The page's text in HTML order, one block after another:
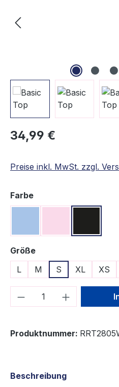
Regulärer Preis:
34,99 €
Preise inkl. MwSt. zzgl.
Farbeauswählen
Größeauswählen
L
M S XL XS
Produkt Anzahl:
Produktnummer:
Beschreibung